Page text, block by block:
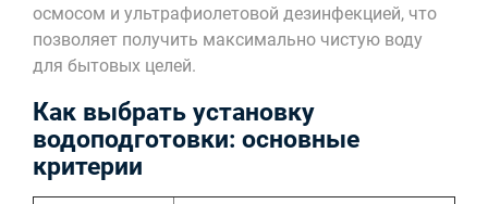
осмосом и ультрафиолетовой дезинфекцией, что
позволяет получить максимально чистую воду
для бытовых целей.
Как выбрать установку
водоподготовки: основные
критерии